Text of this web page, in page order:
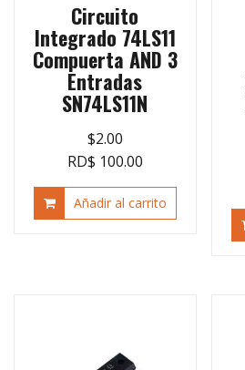
Circuito
Integrado 74LS11
Compuerta AND 3
Entradas
SN74LS11N
$2.00
RD$ 100.00
Añadir al carrito